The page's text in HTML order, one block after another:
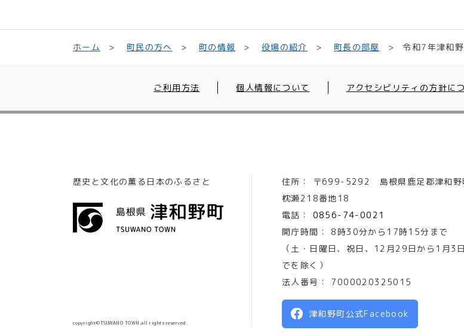
ホーム 町民の方へ 町の情報 役場の紹介 町長の部屋 令和7年津和
ご利用方法 個人情報について アクセシビリティの方針に
歴史と文化の薫る日本のふるさと
copyright©TSUWANO TOWN.all rights reserved.
住所： 〒699-5292 島根県鹿足郡津和野
枕瀬218番地18
電話：
0856-74-0021
開庁時間：
8時30分から17時15分まで
（土・日曜日、祝日、12月29日から1月3
でを除く）
法人番号：
7000020325015
津和野町公式Facebook